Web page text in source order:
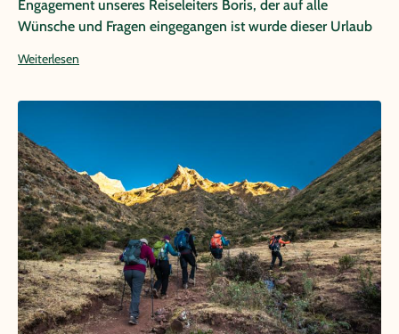
Engagement unseres Reiseleiters Boris, der auf alle
Wünsche und Fragen eingegangen ist wurde dieser Urlaub
Weiterlesen